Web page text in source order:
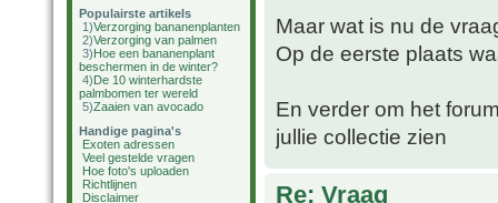
Populairste artikels
1)Verzorging bananenplanten
2)Verzorging van palmen
3)Hoe een bananenplant
beschermen in de winter?
4)De 10 winterhardste
palmbomen ter wereld
5)Zaaien van avocado
Handige pagina's
Exoten adressen
Veel gestelde vragen
Hoe foto's uploaden
Richtlijnen
Disclaimer
Maar wat is nu de
Op de eerste plaats
En verder om het
jullie collectie zien
Re: Vraag